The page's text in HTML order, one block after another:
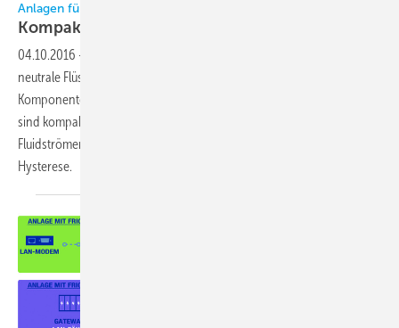
Anlagen führen
Kompakte Alternative zu
04.10.2016 -
neutrale Flüssigkeiten und Gase erweitern das Spektrum an
Komponenten für die Fluidkontrolle um zusätzliche Möglichkeiten. Sie
sind kompakt, energiesparend und erreichen bei der Regulierung von
Fluidströmen eine sehr feine lineare Charakteristik bei geringer
Hysterese.